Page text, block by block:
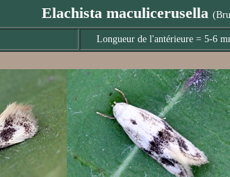
Elachista maculicerusella
Longueur de l'antérieure = 5-6